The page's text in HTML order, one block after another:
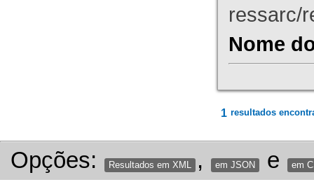
ressarc/
Nome
1 resultados
Opções: Resultados em XML , em JSON e em